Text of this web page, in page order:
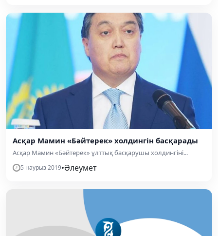
Асқар Мамин «Бәйтерек» холдингін басқарады
Асқар Мамин «Бәйтерек» ұлттық басқарушы холдингіні...
5 наурыз 2019•Әлеумет